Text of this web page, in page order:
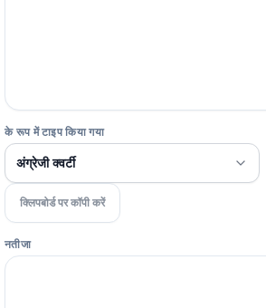
के रूप में टाइप किया गया
क्लिपबोर्ड पर कॉपी करें
नतीजा